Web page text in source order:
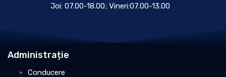
Joi: 07.00-18.00; Vineri:07.00-13.00
Administrație
Conducere